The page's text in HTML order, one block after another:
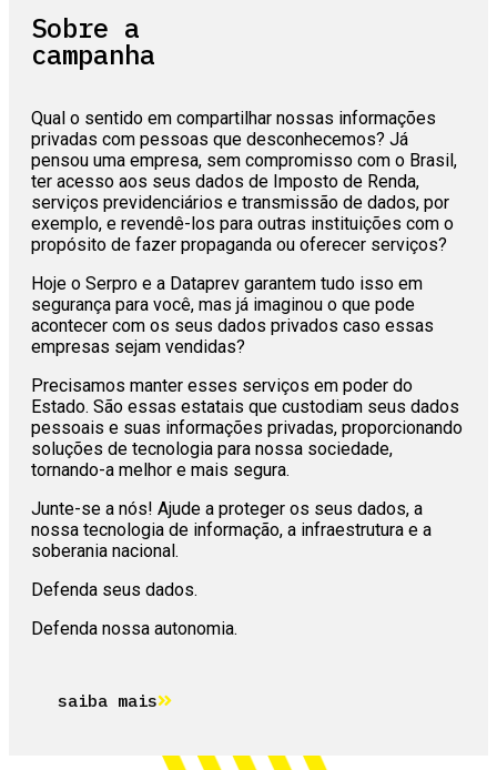
Sobre a
campanha
Qual o sentido em compartilhar nossas informações
privadas com pessoas que desconhecemos? Já
pensou uma empresa, sem compromisso com o Brasil,
ter acesso aos seus dados de Imposto de Renda,
serviços previdenciários e transmissão de dados, por
exemplo, e revendê-los para outras instituições com o
propósito de fazer propaganda ou oferecer serviços?
Hoje o Serpro e a Dataprev garantem tudo isso em
segurança para você, mas já imaginou o que pode
acontecer com os seus dados privados caso essas
empresas sejam vendidas?
Precisamos manter esses serviços em poder do
Estado. São essas estatais que custodiam seus dados
pessoais e suas informações privadas, proporcionando
soluções de tecnologia para nossa sociedade,
tornando-a melhor e mais segura.
Junte-se a nós! Ajude a proteger os seus dados, a
nossa tecnologia de informação, a infraestrutura e a
soberania nacional.
Defenda seus dados.
Defenda nossa autonomia.
saiba mais